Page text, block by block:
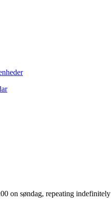
on søndag, repeating indefinitely